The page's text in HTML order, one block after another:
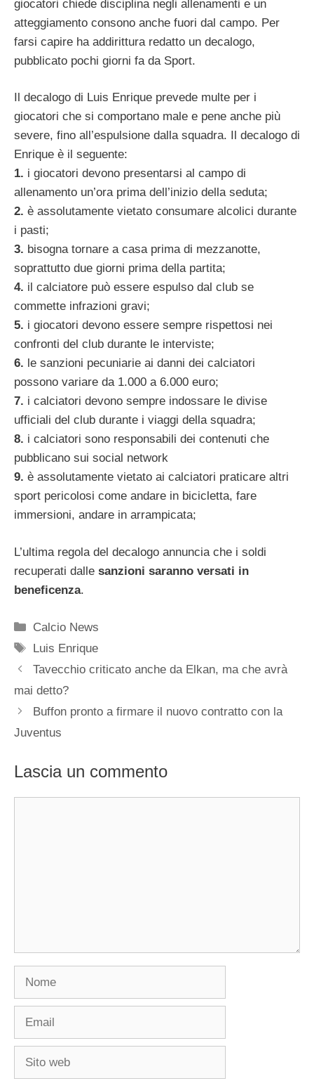
giocatori chiede disciplina negli allenamenti e un
atteggiamento consono anche fuori dal campo. Per
farsi capire ha addirittura redatto un decalogo,
pubblicato pochi giorni fa da Sport.
Il decalogo di Luis Enrique prevede multe per i
giocatori che si comportano male e pene anche più
severe, fino all’espulsione dalla squadra. Il decalogo di
Enrique è il seguente:
1. i giocatori devono presentarsi al campo di
allenamento un’ora prima dell’inizio della seduta;
2. è assolutamente vietato consumare alcolici durante
i pasti;
3. bisogna tornare a casa prima di mezzanotte,
soprattutto due giorni prima della partita;
4. il calciatore può essere espulso dal club se
commette infrazioni gravi;
5. i giocatori devono essere sempre rispettosi nei
confronti del club durante le interviste;
6. le sanzioni pecuniarie ai danni dei calciatori
possono variare da 1.000 a 6.000 euro;
7. i calciatori devono sempre indossare le divise
ufficiali del club durante i viaggi della squadra;
8. i calciatori sono responsabili dei contenuti che
pubblicano sui social network
9. è assolutamente vietato ai calciatori praticare altri
sport pericolosi come andare in bicicletta, fare
immersioni, andare in arrampicata;
L’ultima regola del decalogo annuncia che i soldi
recuperati dalle sanzioni saranno versati in
beneficenza.
Categorie
Calcio News
Tag
Luis Enrique
Tavecchio criticato anche da Elkan, ma che avrà
mai detto?
Buffon pronto a firmare il nuovo contratto con la
Juventus
Lascia un commento